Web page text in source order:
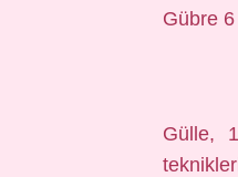
Gübre
Gülle,